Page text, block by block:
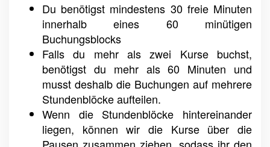
Du benötigst mindestens 30 freie Minuten
innerhalb eines 60 minütigen
Buchungsblocks
Falls du mehr als zwei Kurse buchst,
benötigst du mehr als 60 Minuten und
musst deshalb die Buchungen auf mehrere
Stundenblöcke aufteilen.
Wenn die Stundenblöcke hintereinander
liegen, können wir die Kurse über die